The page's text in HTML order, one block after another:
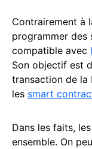
Contrairement à
programmer des
compatible avec
Son objectif est
transaction de la
les smart
Dans les faits,
ensemble. On